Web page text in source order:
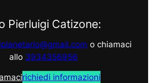
Pierluigi Catizone:
o chiamaci
allo 3934356956
richiedi informazioni